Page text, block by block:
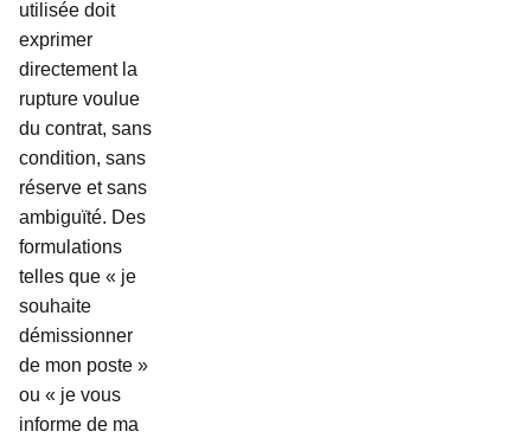
utilisée doit
exprimer
directement la
rupture voulue
du contrat, sans
condition, sans
réserve et sans
ambiguïté. Des
formulations
telles que « je
souhaite
démissionner
de mon poste »
ou « je vous
informe de ma